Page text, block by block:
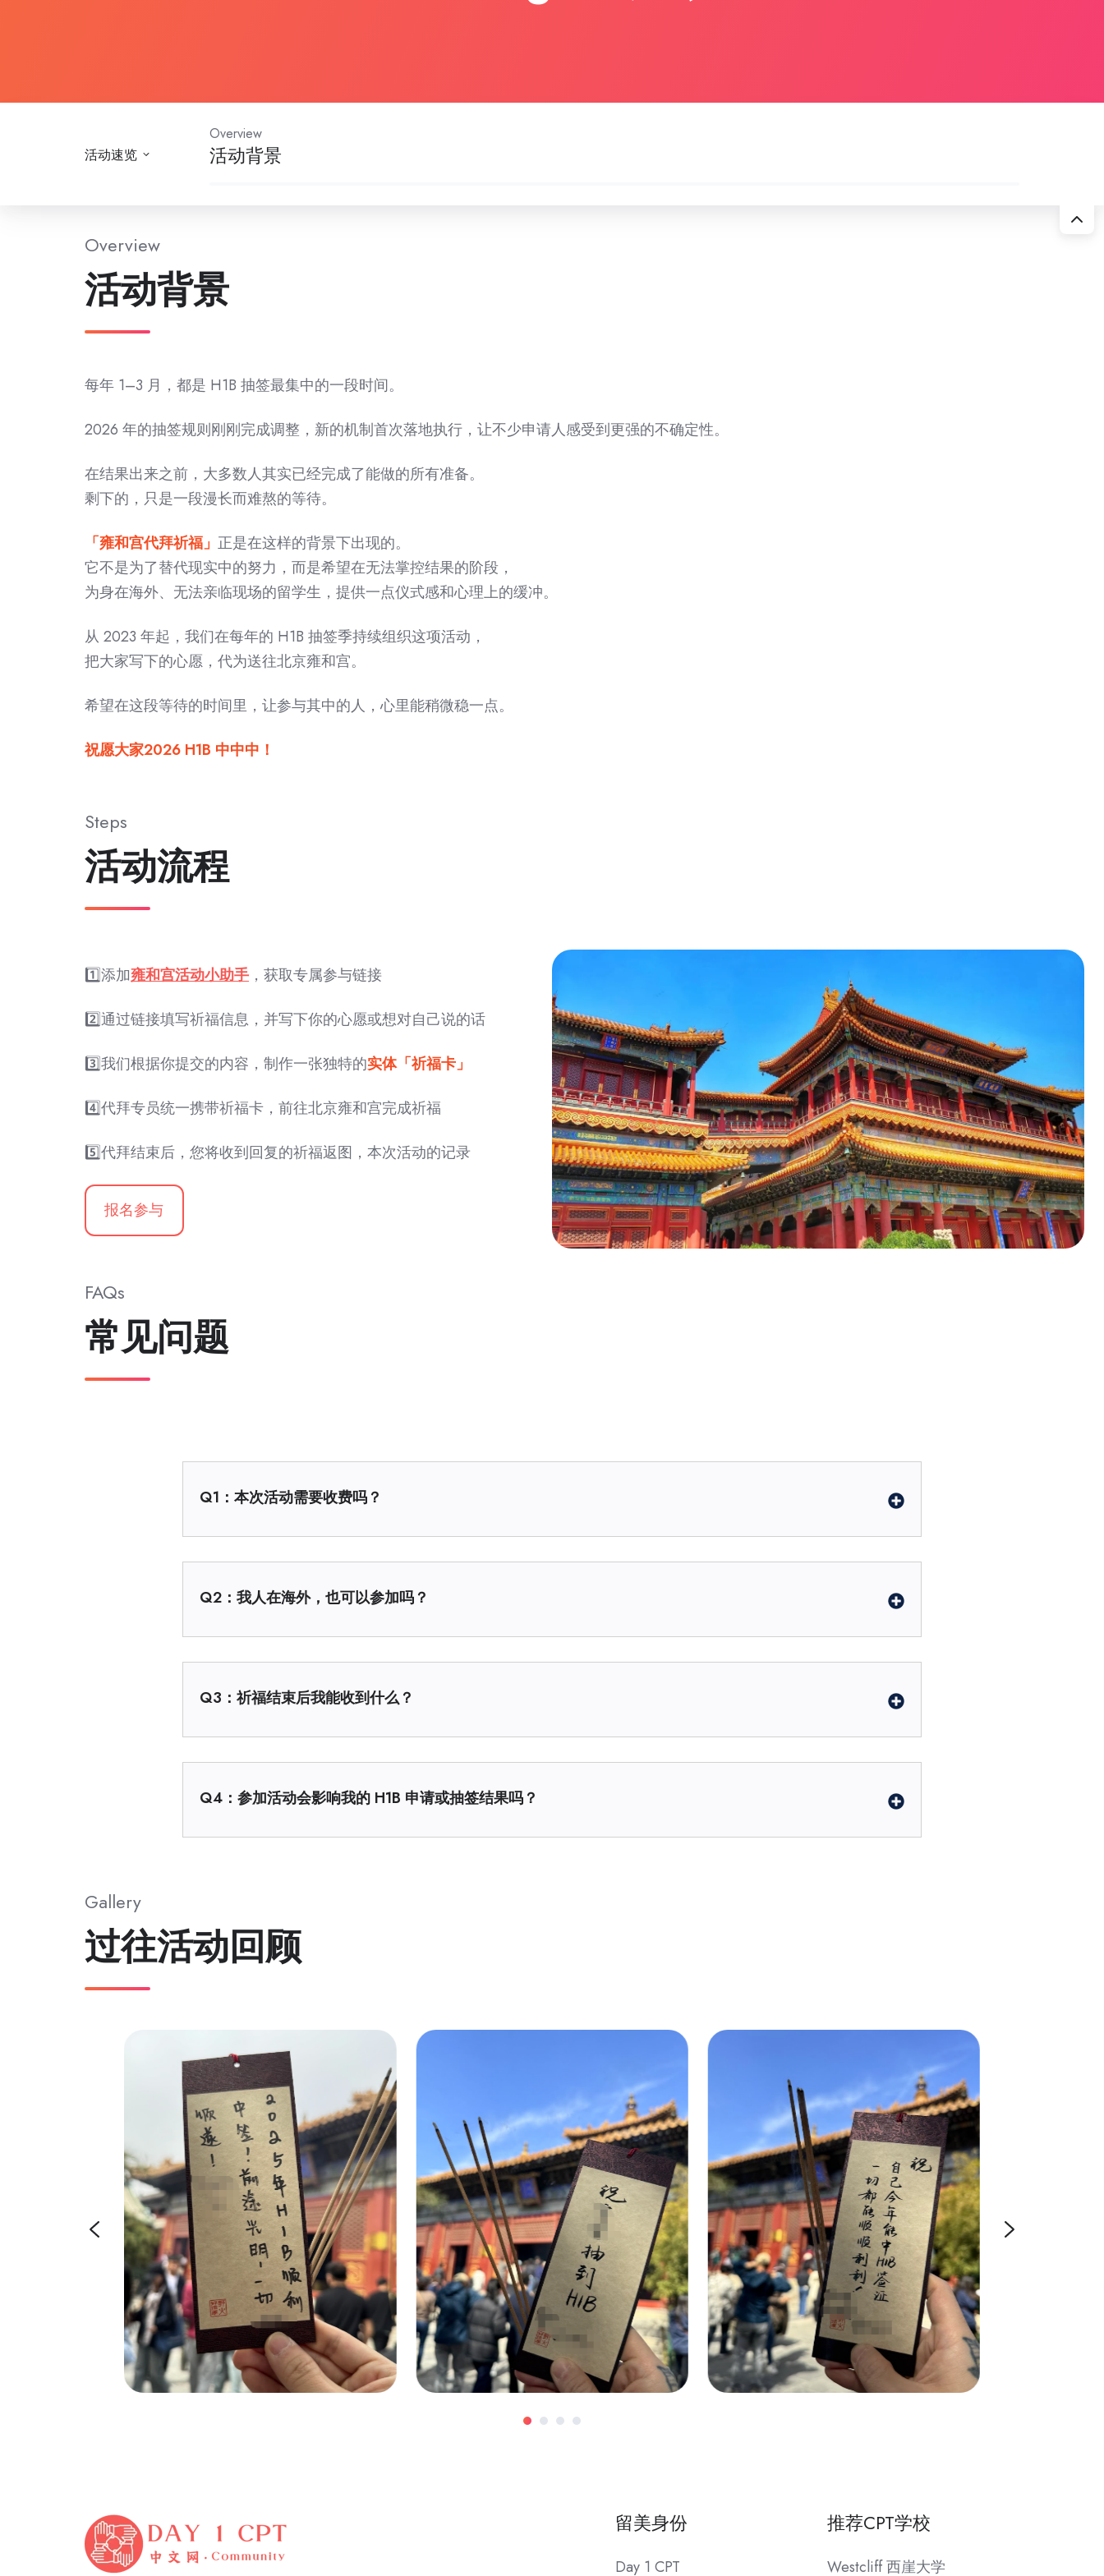
活动速览
Overview
活动背景
Overview
活动背景
每年 1–3 月，都是 H1B 抽签最集中的一段时间。
2026 年的抽签规则刚刚完成调整，新的机制首次落地执行，让不少申请人感受到更强的不确定性。
在结果出来之前，大多数人其实已经完成了能做的所有准备。
剩下的，只是一段漫长而难熬的等待。
「雍和宫代拜祈福」 正是在这样的背景下出现的。
它不是为了替代现实中的努力，而是希望在无法掌控结果的阶段，
为身在海外、无法亲临现场的留学生，提供一点仪式感和心理上的缓冲。
从 2023 年起，我们在每年的 H1B 抽签季持续组织这项活动，
把大家写下的心愿，代为送往北京雍和宫。
希望在这段等待的时间里，让参与其中的人，心里能稍微稳一点。
祝愿大家2026 H1B 中中中！
Steps
活动流程
1️⃣添加雍和宫活动小助手 ，获取专属参与链接
2️⃣通过链接填写祈福信息，并写下你的心愿或想对自己说的话
3️⃣我们根据你提交的内容，制作一张独特的实体「祈福卡」
4️⃣代拜专员统一携带祈福卡，前往北京雍和宫完成祈福
5️⃣代拜结束后，您将收到回复的祈福返图，本次活动的记录
报名参与
FAQs
常见问题
Q1：本次活动需要收费吗？
Q2：我人在海外，也可以参加吗？
Q3：祈福结束后我能收到什么？
Q4：参加活动会影响我的 H1B 申请或抽签结果吗？
Gallery
过往活动回顾
留美身份
Day 1 CPT
推荐CPT学校
Westcliff 西崖大学